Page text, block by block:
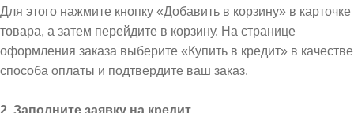
Для этого нажмите кнопку «Добавить в корзину» в карточке
товара, а затем перейдите в корзину. На странице
оформления заказа выберите «Купить в кредит» в качестве
способа оплаты и подтвердите ваш заказ.